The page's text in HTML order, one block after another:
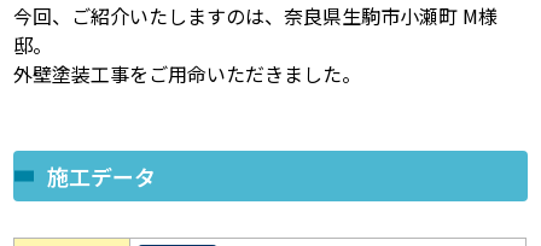
今回、ご紹介いたしますのは、奈良県生駒市小瀬町 M様
邸。
外壁塗装工事をご用命いただきました。
施工データ